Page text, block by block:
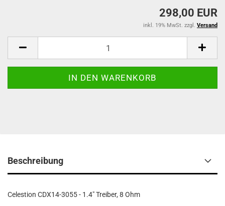
298,00 EUR
inkl. 19% MwSt. zzgl. Versand
Beschreibung
Celestion CDX14-3055 - 1.4" Treiber, 8 Ohm